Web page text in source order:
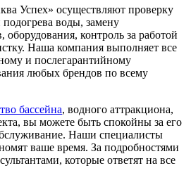
Успех» осуществляют проверку
воды, замену
контроль за работой
Наша компания выполняет все
и послегарантийному
любых брендов по всему
бассейна, водного аттракциона,
вы можете быть спокойны за его
Наши специалисты
ваше время. За подробностями
которые ответят на все